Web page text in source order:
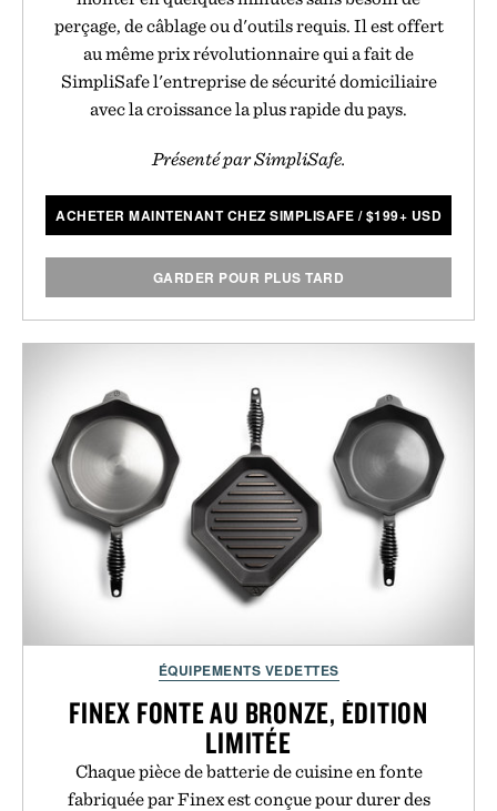
perçage, de câblage ou d'outils requis. Il est offert
au même prix révolutionnaire qui a fait de
SimpliSafe l'entreprise de sécurité domiciliaire
avec la croissance la plus rapide du pays.
Présenté par SimpliSafe.
ACHETER MAINTENANT CHEZ SIMPLISAFE /$199+ USD
GARDER POUR PLUS TARD
ÉQUIPEMENTS VEDETTES
FINEX FONTE AU BRONZE, ÉDITION
LIMITÉE
Chaque pièce de batterie de cuisine en fonte
fabriquée par Finex est conçue pour durer des